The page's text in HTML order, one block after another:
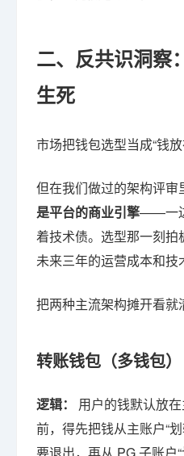
二、反共识洞察
生死
市场把钱包选型当成“钱放
但在我们做过的架构评审
是平台的商业引擎——一
着技术债。选型那一刻
未来三年的运营成本和技
把两种主流架构摊开看
转账钱包（多钱包）
逻辑：
用户的钱默认放
前，得先把钱从主账户“